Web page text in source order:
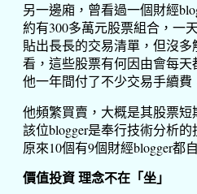
另一邊廂，曾看過一個財經
約有300多萬元股票組合，一
貼出長長的交易清單，但沒
看，這些股票有何因由會每
他一年間付了不少交易手續費
他頻繁買賣，大概是其股票
該位blogger是奉行技術分析
原來10個有9個財經blogger都
價值投資 理念不在「坐」